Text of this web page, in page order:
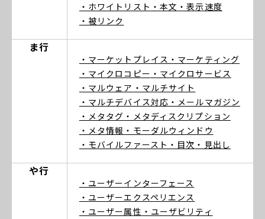
・ホワイトリスト ・本文 ・表示速度
・被リンク
ま行
・マーケットプレイス ・マーケティング
・マイクロコピー ・マイクロサービス
・マルウェア ・マルチサイト
・マルチデバイス対応 ・メールマガジン
・メタタグ ・メタディスクリプション
・メタ情報 ・モーダルウィンドウ
・モバイルファースト ・目次 ・見出し
や行
・ユーザーインターフェース
・ユーザーエクスペリエンス
・ユーザー属性 ・ユーザビリティ